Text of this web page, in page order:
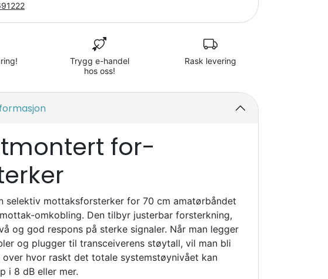
Trygg e-handel
hos oss!
Rask levering
for-
selektiv mottaksforsterker for 70 cm amatørbåndet
omkobling. Den tilbyr justerbar forsterkning,
og god respons på sterke signaler. Når man legger
og plugger til transceiverens støytall, vil man bli
over hvor raskt det totale systemstøynivået kan
i 8 dB eller mer.